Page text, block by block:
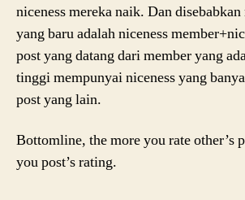
niceness mereka naik. Dan disebabkan
yang baru adalah niceness
post yang datang dari member yang
tinggi mempunyai niceness yang
post yang lain.
Bottomline, the more you rate other’s
you post’s rating.